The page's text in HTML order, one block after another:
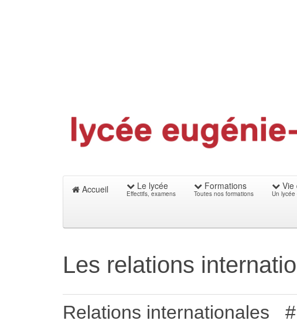
Accueil Le lycée
Effectifs, examens
Formations
Toutes nos formations
Vie
Un
Les relations
Relations internationales